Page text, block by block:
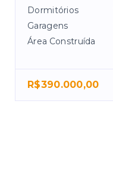
Dormitórios
Garagens
Área Construída
R$390.000,00